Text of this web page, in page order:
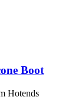
Boot
Hotends